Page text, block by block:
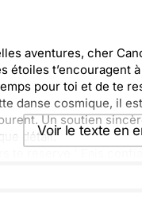
aventures, cher
étoiles t’encouragent
pour toi et de te
danse cosmique, il
Un soutien
détail.
Voir le texte en